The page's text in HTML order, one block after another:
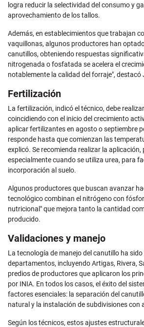
logra reducir la selectividad del consumo y
aprovechamiento de los tallos.
Además, en establecimientos que trabajan
vaquillonas, algunos productores han
canutillos, obteniendo respuestas
nitrogenada o fosfatada se acelera el
notablemente la calidad del forraje", destacó
Fertilización
La fertilización, indicó el técnico, debe
coincidiendo con el inicio del crecimiento
aplicar fertilizantes en agosto o septiembre
responde hasta que comienzan las
explicó. Se recomienda realizar la aplicación,
especialmente cuando se utiliza urea, para
incorporación al suelo.
Algunos productores que buscan avanzar
tecnológico combinan el nitrógeno con
nutricional" que mejora tanto la cantidad
producido.
Validaciones y manejo
La tecnología de manejo del canutillo ha
departamentos, incluyendo Artigas, Rivera,
predios de productores que aplicaron los
por INIA. En todos los casos, el éxito del
factores esenciales: la separación del
natural y la instalación de subdivisiones con
Según los técnicos, estos ajustes